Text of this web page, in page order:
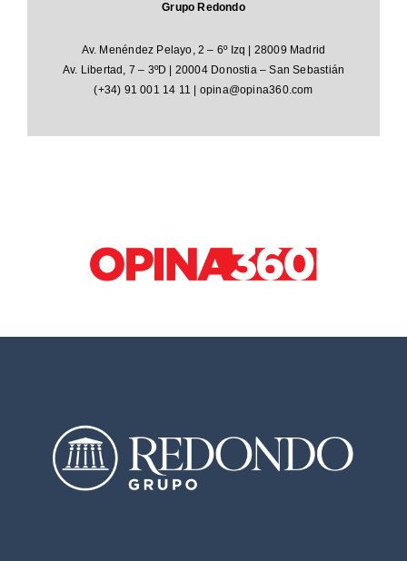
Grupo Redondo
Av. Menéndez Pelayo, 2 – 6º Izq | 28009 Madrid
Av. Libertad, 7 – 3ºD | 20004 Donostia – San Sebastián
(+34) 91 001 14 11 | opina@opina360.com